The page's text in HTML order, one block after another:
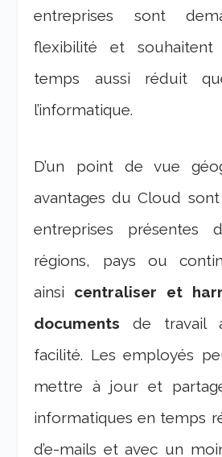
entreprises sont
flexibilité et souhaitent
temps aussi réduit
l’informatique.
D’un point de vue
avantages du Cloud
entreprises présentes
régions, pays ou
ainsi centraliser et
documents de travail
facilité. Les employés
mettre à jour et
informatiques en temps
d’e-mails et avec un